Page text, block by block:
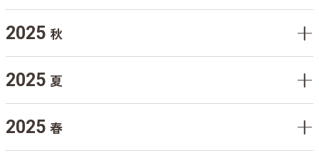
2025 秋
2025 夏
2025 春